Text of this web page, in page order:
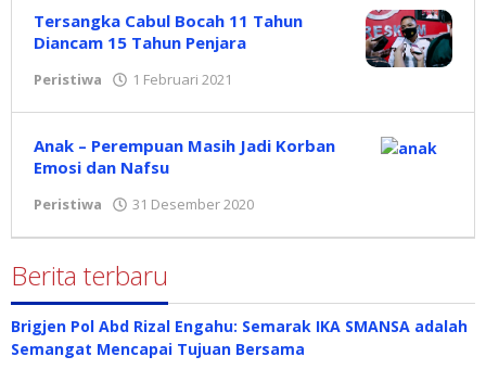
Tersangka Cabul Bocah 11 Tahun
Diancam 15 Tahun Penjara
Peristiwa 1 Februari 2021
Anak – Perempuan Masih Jadi Korban
Emosi dan Nafsu
Peristiwa 31 Desember 2020
Berita terbaru
Brigjen Pol Abd Rizal Engahu: Semarak IKA SMANSA adalah
Semangat Mencapai Tujuan Bersama